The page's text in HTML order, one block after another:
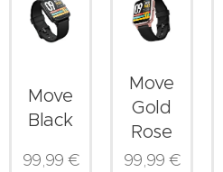
Move
Black
99,99 €
Move
Gold
Rose
99,99 €